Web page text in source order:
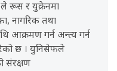
रूस र युक्रेनमा
नागरिक तथा
आक्रमण गर्न अन्त्य गर्न
छ । युनिसेफले
संरक्षण